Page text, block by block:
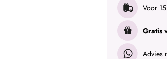
Voor
Gratis
Advies